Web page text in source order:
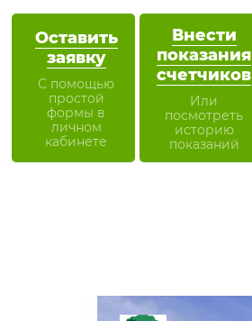
Оставить
заявку
С помощью
простой
формы в
личном
кабинете
Внести
показания
счетчиков
Или
посмотреть
историю
показаний